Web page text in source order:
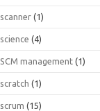
scanner (1)
science (4)
SCM management (1)
scratch (1)
scrum (15)